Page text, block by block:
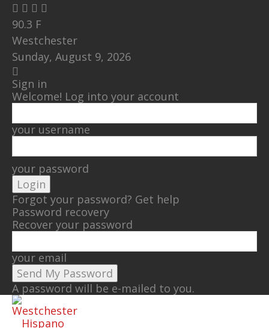
90.3 F
Westchester
Sunday, August 9, 2026
Sign in
Welcome! Log into your account
your username
your password
Forgot your password? Get help
Password recovery
Recover your password
your email
A password will be e-mailed to you.